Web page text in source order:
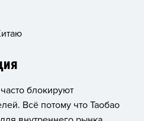
блокируют
Всё потому что Таобао